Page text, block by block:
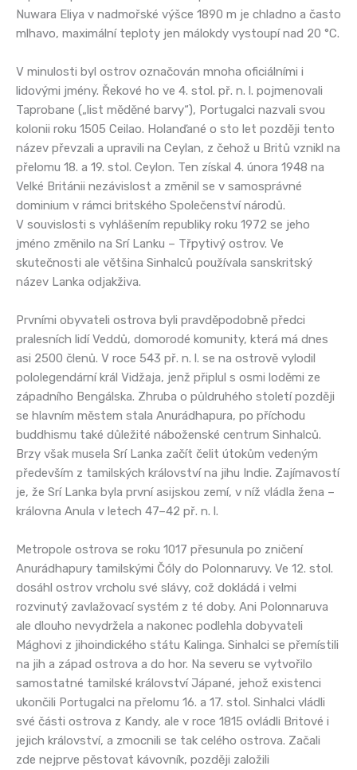
Nuwara Eliya v nadmořské výšce 1890 m je chladno a často
mlhavo, maximální teploty jen málokdy vystoupí nad 20 °C.
V minulosti byl ostrov označován mnoha oficiálními i
lidovými jmény. Řekové ho ve 4. stol. př. n. l. pojmenovali
Taprobane („list měděné barvy“), Portugalci nazvali svou
kolonii roku 1505 Ceilao. Holanďané o sto let později tento
název převzali a upravili na Ceylan, z čehož u Britů vznikl na
přelomu 18. a 19. stol. Ceylon. Ten získal 4. února 1948 na
Velké Británii nezávislost a změnil se v samosprávné
dominium v rámci britského Společenství národů.
V souvislosti s vyhlášením republiky roku 1972 se jeho
jméno změnilo na Srí Lanku – Třpytivý ostrov. Ve
skutečnosti ale většina Sinhalců používala sanskritský
název Lanka odjakživa.
Prvními obyvateli ostrova byli pravděpodobně předci
pralesních lidí Veddů, domorodé komunity, která má dnes
asi 2500 členů. V roce 543 př. n. l. se na ostrově vylodil
pololegendární král Vidžaja, jenž připlul s osmi loděmi ze
západního Bengálska. Zhruba o půldruhého století později
se hlavním městem stala Anurádhapura, po příchodu
buddhismu také důležité náboženské centrum Sinhalců.
Brzy však musela Srí Lanka začít čelit útokům vedeným
především z tamilských království na jihu Indie. Zajímavostí
je, že Srí Lanka byla první asijskou zemí, v níž vládla žena –
královna Anula v letech 47–42 př. n. l.
Metropole ostrova se roku 1017 přesunula po zničení
Anurádhapury tamilskými Čóly do Polonnaruvy. Ve 12. stol.
dosáhl ostrov vrcholu své slávy, což dokládá i velmi
rozvinutý zavlažovací systém z té doby. Ani Polonnaruva
ale dlouho nevydržela a nakonec podlehla dobyvateli
Mághovi z jihoindického státu Kalinga. Sinhalci se přemístili
na jih a západ ostrova a do hor. Na severu se vytvořilo
samostatné tamilské království Jápané, jehož existenci
ukončili Portugalci na přelomu 16. a 17. stol. Sinhalci vládli
své části ostrova z Kandy, ale v roce 1815 ovládli Britové i
jejich království, a zmocnili se tak celého ostrova. Začali
zde nejprve pěstovat kávovník, později založili